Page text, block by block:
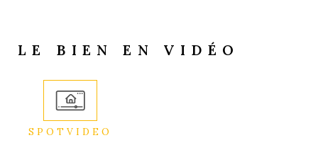
LE BIEN EN VIDÉO
SPOTVIDEO